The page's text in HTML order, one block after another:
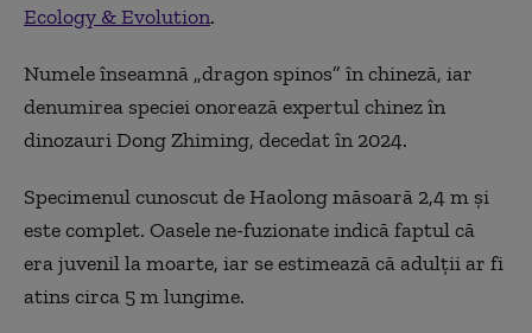
Ecology & Evolution.
Numele înseamnă „dragon spinos” în chineză, iar
denumirea speciei onorează expertul chinez în
dinozauri Dong Zhiming, decedat în 2024.
Specimenul cunoscut de Haolong măsoară 2,4 m și
este complet. Oasele ne-fuzionate indică faptul că
era juvenil la moarte, iar se estimează că adulții ar fi
atins circa 5 m lungime.